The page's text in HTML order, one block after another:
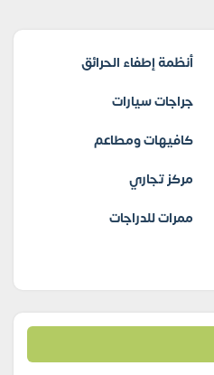
أنظمة إطفاء الحرائق
جراجات سيارات
كافيهات ومطاعم
مركز تجاري
ممرات للدراجات